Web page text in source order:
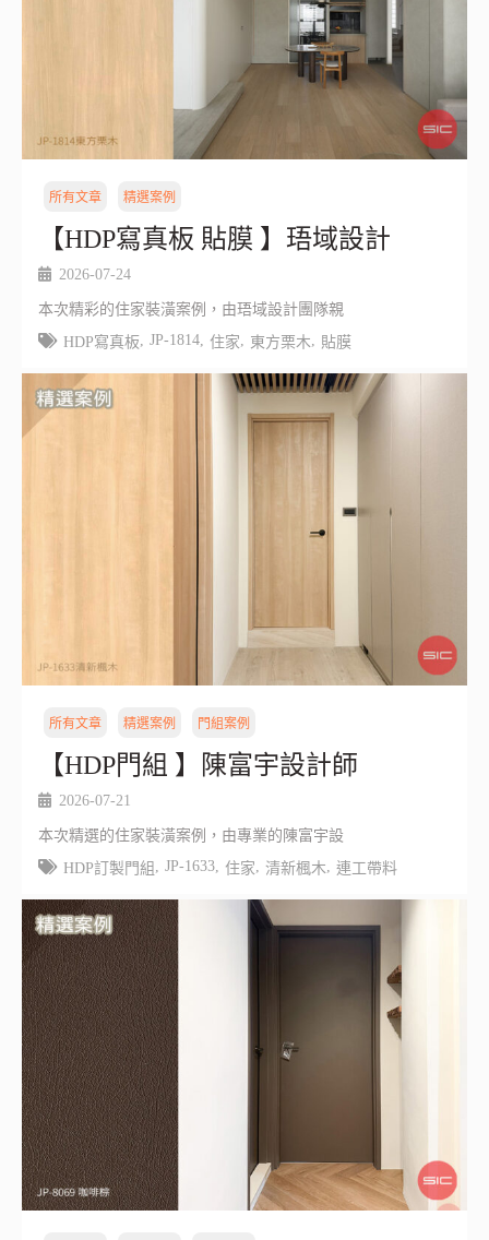
所有文章 精選案例
【HDP寫真板 貼膜 】珸域設計
2026-07-24
本次精彩的住家裝潢案例，由珸域設計團隊親
HDP寫真板
JP-1814, 住家 東方栗木 貼膜
所有文章 精選案例 門組案例
【HDP門組 】陳富宇設計師
2026-07-21
本次精選的住家裝潢案例，由專業的陳富宇設
HDP訂製門組
JP-1633, 住家 清新楓木 連工帶料